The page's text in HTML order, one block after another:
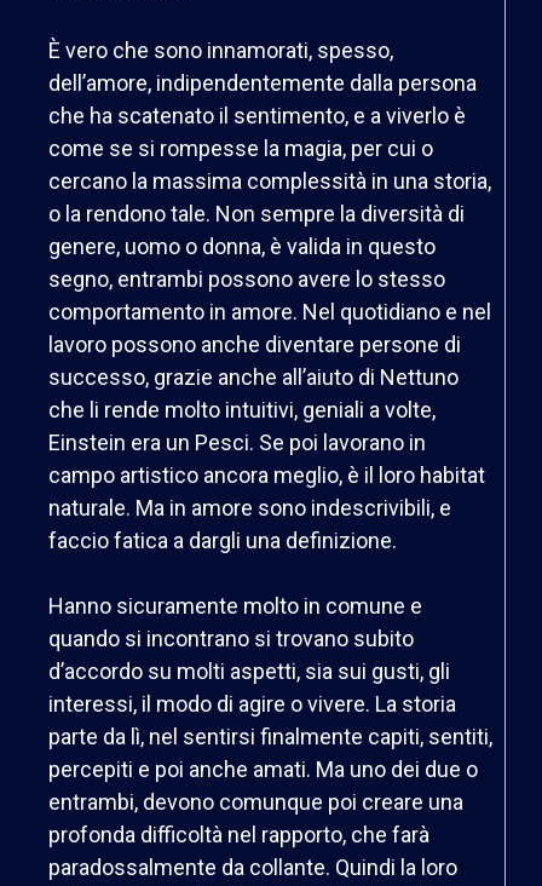
È vero che sono innamorati, spesso,
dell’amore, indipendentemente dalla persona
che ha scatenato il sentimento, e a viverlo è
come se si rompesse la magia, per cui o
cercano la massima complessità in una storia,
o la rendono tale. Non sempre la diversità di
genere, uomo o donna, è valida in questo
segno, entrambi possono avere lo stesso
comportamento in amore. Nel quotidiano e nel
lavoro possono anche diventare persone di
successo, grazie anche all’aiuto di Nettuno
che li rende molto intuitivi, geniali a volte,
Einstein era un Pesci. Se poi lavorano in
campo artistico ancora meglio, è il loro habitat
naturale. Ma in amore sono indescrivibili, e
faccio fatica a dargli una definizione.
Hanno sicuramente molto in comune e
quando si incontrano si trovano subito
d’accordo su molti aspetti, sia sui gusti, gli
interessi, il modo di agire o vivere. La storia
parte da lì, nel sentirsi finalmente capiti, sentiti,
percepiti e poi anche amati. Ma uno dei due o
entrambi, devono comunque poi creare una
profonda difficoltà nel rapporto, che farà
paradossalmente da collante. Quindi la loro